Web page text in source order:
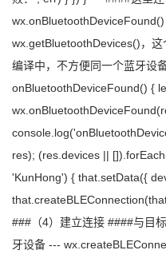
wx.getBluetoothDevices()，
编译中，不方便同一个蓝牙设
onBluetoothDeviceFound() {
res); (res.devices ||
'KunHong') { that.setData({
###（4）建立连接 ####与目
牙设备 ---